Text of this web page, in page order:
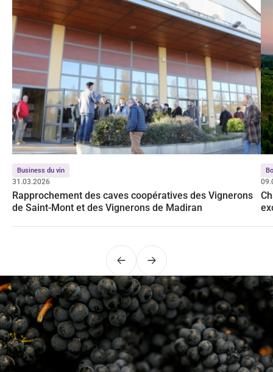
Business du vin
31.03.2026
Rapprochement des caves coopératives des Vignerons
de Saint-Mont et des Vignerons de Madiran
PrécédentSuivant